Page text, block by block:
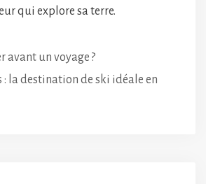
qui explore sa terre.
avant un voyage ?
: la destination de ski idéale en